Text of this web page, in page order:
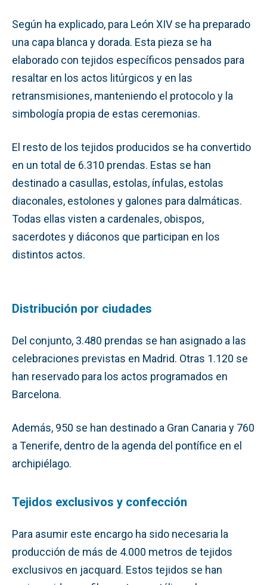
Según ha explicado, para León XIV se ha preparado
una capa blanca y dorada. Esta pieza se ha
elaborado con tejidos específicos pensados para
resaltar en los actos litúrgicos y en las
retransmisiones, manteniendo el protocolo y la
simbología propia de estas ceremonias.
El resto de los tejidos producidos se ha convertido
en un total de 6.310 prendas. Estas se han
destinado a casullas, estolas, ínfulas, estolas
diaconales, estolones y galones para dalmáticas.
Todas ellas visten a cardenales, obispos,
sacerdotes y diáconos que participan en los
distintos actos.
Distribución por ciudades
Del conjunto, 3.480 prendas se han asignado a las
celebraciones previstas en Madrid. Otras 1.120 se
han reservado para los actos programados en
Barcelona.
Además, 950 se han destinado a Gran Canaria y 760
a Tenerife, dentro de la agenda del pontífice en el
archipiélago.
Tejidos exclusivos y confección
Para asumir este encargo ha sido necesaria la
producción de más de 4.000 metros de tejidos
exclusivos en jacquard. Estos tejidos se han